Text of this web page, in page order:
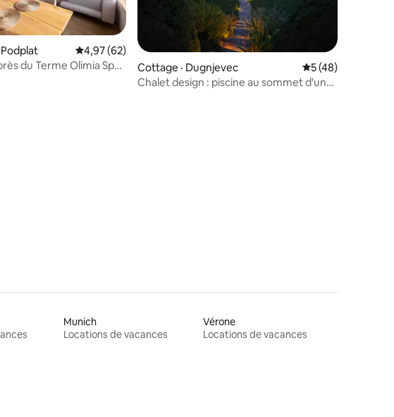
29 commentaires
Note moyenne de 4,97 sur 5, 62 commentaires
4,97 (62)
du Terme Olimia Spa
Cottage · Dugnjevec Note moyenne de
5 (48)
Chalet design : piscine au sommet d'une
Munich
Locations de vacances
Vérone
Locations de vacances